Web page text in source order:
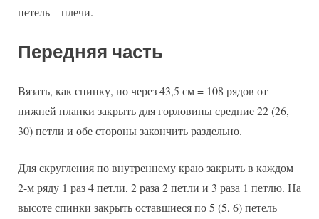
петель – плечи.
Передняя часть
Вязать, как спинку, но через 43,5 см = 108 рядов от
нижней планки закрыть для горловины средние 22 (26,
30) петли и обе стороны закончить раздельно.
Для скругления по внутреннему краю закрыть в каждом
2-м ряду 1 раз 4 петли, 2 раза 2 петли и 3 раза 1 петлю. На
высоте спинки закрыть оставшиеся по 5 (5, 6) петель